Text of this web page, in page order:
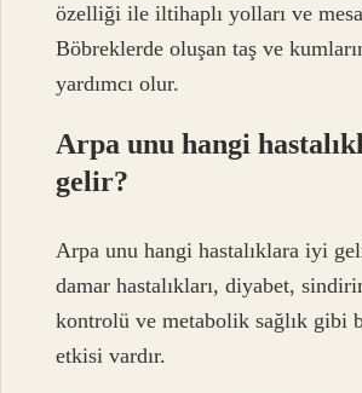
özelliği ile iltihaplı yolları ve
Böbreklerde oluşan taş ve
yardımcı olur.
Arpa unu hangi
gelir?
Arpa unu hangi hastalıklara iyi
damar hastalıkları, diyabet,
kontrolü ve metabolik sağlık gibi
etkisi vardır.